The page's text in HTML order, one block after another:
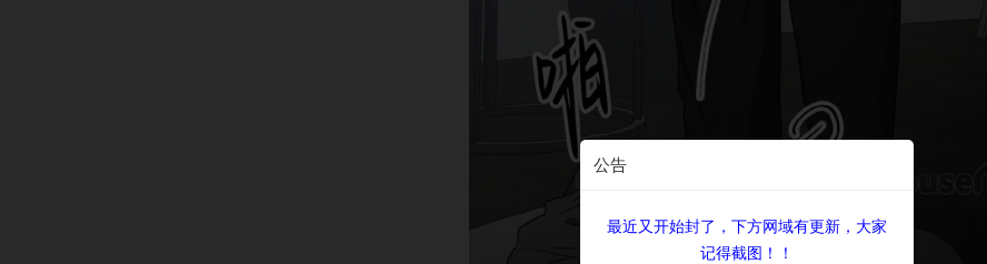
公告
最近又开始封了，下方网域有更新，大家
记得截图！！